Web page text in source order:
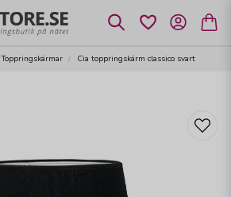
Toppringskärmar Cia toppringskärm classico svart